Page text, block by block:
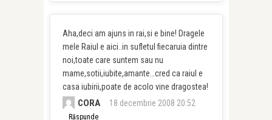
Aha,deci am ajuns in rai,si e bine! Dragele
mele Raiul e aici..in sufletul fiecaruia dintre
noi,toate care suntem sau nu
mame,sotii,iubite,amante…cred ca raiul e
casa iubirii,poate de acolo vine dragostea!
CORA 18 decembrie 2008 20:52
Răspunde